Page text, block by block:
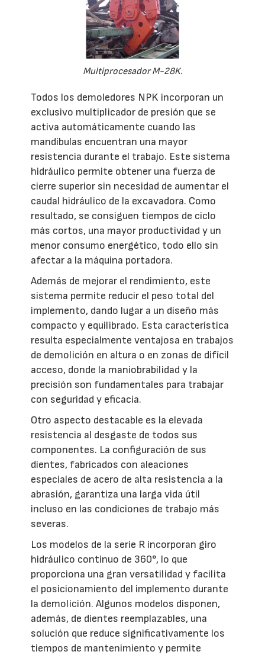
Multiprocesador M-28K.
Todos los demoledores NPK incorporan un
exclusivo multiplicador de presión que se
activa automáticamente cuando las
mandíbulas encuentran una mayor
resistencia durante el trabajo. Este sistema
hidráulico permite obtener una fuerza de
cierre superior sin necesidad de aumentar el
caudal hidráulico de la excavadora. Como
resultado, se consiguen tiempos de ciclo
más cortos, una mayor productividad y un
menor consumo energético, todo ello sin
afectar a la máquina portadora.
Además de mejorar el rendimiento, este
sistema permite reducir el peso total del
implemento, dando lugar a un diseño más
compacto y equilibrado. Esta característica
resulta especialmente ventajosa en trabajos
de demolición en altura o en zonas de difícil
acceso, donde la maniobrabilidad y la
precisión son fundamentales para trabajar
con seguridad y eficacia.
Otro aspecto destacable es la elevada
resistencia al desgaste de todos sus
componentes. La configuración de sus
dientes, fabricados con aleaciones
especiales de acero de alta resistencia a la
abrasión, garantiza una larga vida útil
incluso en las condiciones de trabajo más
severas.
Los modelos de la serie R incorporan giro
hidráulico continuo de 360°, lo que
proporciona una gran versatilidad y facilita
el posicionamiento del implemento durante
la demolición. Algunos modelos disponen,
además, de dientes reemplazables, una
solución que reduce significativamente los
tiempos de mantenimiento y permite